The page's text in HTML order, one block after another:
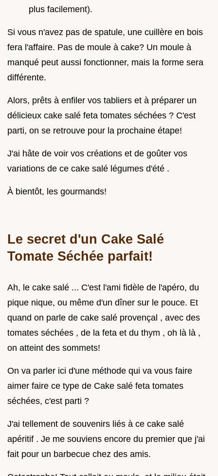
plus facilement).
Si vous n'avez pas de spatule, une cuillère en bois
fera l'affaire. Pas de moule à cake? Un moule à
manqué peut aussi fonctionner, mais la forme sera
différente.
Alors, prêts à enfiler vos tabliers et à préparer un
délicieux cake salé feta tomates séchées ? C'est
parti, on se retrouve pour la prochaine étape!
J'ai hâte de voir vos créations et de goûter vos
variations de ce cake salé légumes d'été .
À bientôt, les gourmands!
Le secret d'un Cake Salé
Tomate Séchée parfait!
Ah, le cake salé ... C'est l'ami fidèle de l'apéro, du
pique nique, ou même d'un dîner sur le pouce. Et
quand on parle de cake salé provençal , avec des
tomates séchées , de la feta et du thym , oh là là ,
on atteint des sommets!
On va parler ici d'une méthode qui va vous faire
aimer faire ce type de Cake salé feta tomates
séchées, c'est parti ?
J'ai tellement de souvenirs liés à ce cake salé
apéritif . Je me souviens encore du premier que j'ai
fait pour un barbecue chez des amis.